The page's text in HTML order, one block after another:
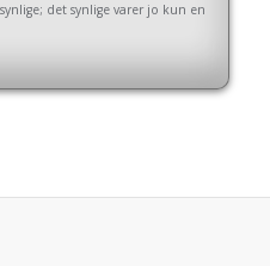
det synlige varer jo kun en